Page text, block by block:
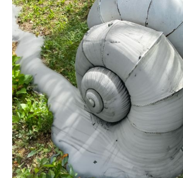
recAIcle